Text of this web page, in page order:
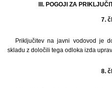
lll. POGOJI ZA
7.
Priključitev na javni vodovod je
skladu z določili tega odloka izda
8.